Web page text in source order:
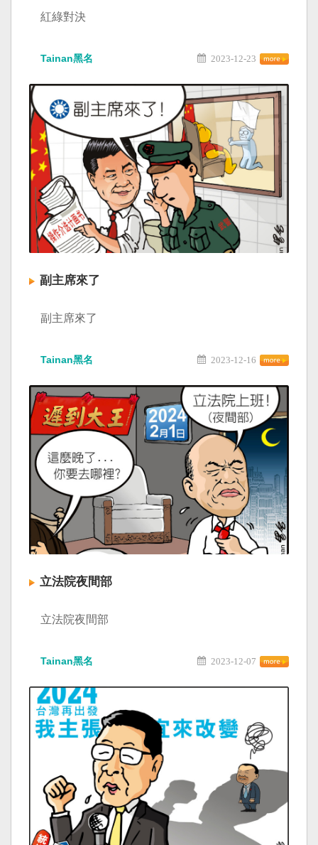
紅綠對決
Tainan黑名 2023-12-23
副主席來了
副主席來了
Tainan黑名 2023-12-16
立法院夜間部
立法院夜間部
Tainan黑名 2023-12-07